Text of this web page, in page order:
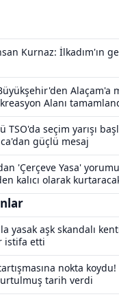
Kurnaz: İlkadım'ın
Alaçam'a
Alanı
TSO'da seçim yarışı
güçlü mesaj
'Çerçeve Yasa'
kalıcı olarak
yasak aşk skandalı
istifa etti
nokta
tarih verdi